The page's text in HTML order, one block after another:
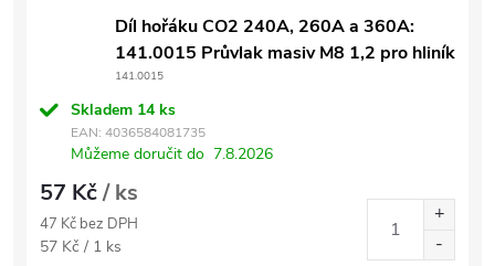
Díl hořáku CO2 240A, 260A a 360A:
141.0015 Průvlak masiv M8 1,2 pro hliník
141.0015
Skladem 14 ks
EAN: 4036584081735
Můžeme doručit do 7.8.2026
57 Kč/ ks
47 Kč bez DPH
Měrná cena:
57 Kč / 1 ks